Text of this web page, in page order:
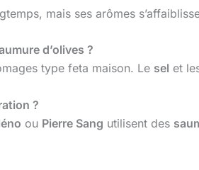
mais ses arômes
d’olives ?
type feta maison. Le sel et
?
ou Pierre Sang utilisent des